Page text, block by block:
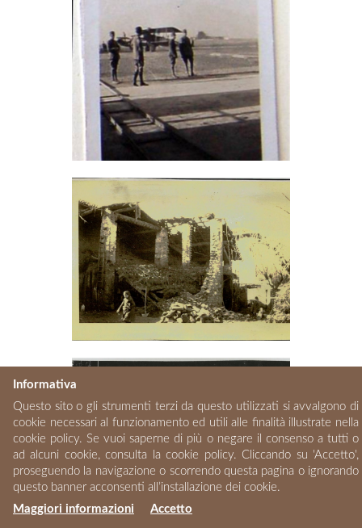
Informativa
Questo sito o gli strumenti terzi da questo utilizzati si avvalgono di
cookie necessari al funzionamento ed utili alle finalità illustrate nella
cookie policy. Se vuoi saperne di più o negare il consenso a tutti o
ad alcuni cookie, consulta la cookie policy. Cliccando su 'Accetto',
proseguendo la navigazione o scorrendo questa pagina o ignorando
questo banner acconsenti all’installazione dei cookie.
Maggiori informazioni
Accetto